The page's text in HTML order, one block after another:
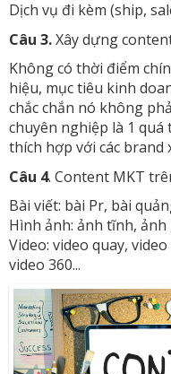
Dịch vụ đi kèm (ship,
Câu 3.Xây dựng
Không có thời điểm
hiệu, mục tiêu kinh
chắc chắn nó không
chuyên nghiệp là 1
thích hợp với các brand
Câu 4. Content MKT
Bài viết: bài Pr, bài
Hình ảnh: ảnh tĩnh, ảnh
Video: video quay,
video 360...